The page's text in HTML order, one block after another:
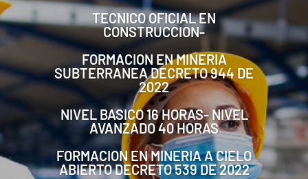
TECNICO OFICIAL EN
CONSTRUCCION-
FORMACION EN MINERIA
SUBTERRANEA DECRETO 944 DE
2022
NIVEL BASICO 16 HORAS- NIVEL
AVANZADO 40 HORAS
FORMACION EN MINERIA A CIELO
ABIERTO DECRETO 539 DE 2022